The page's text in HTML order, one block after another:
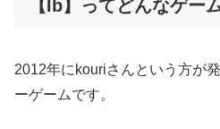
【Ib】ってどんなゲー
2012年にkouriさんという方が
ーゲームです。